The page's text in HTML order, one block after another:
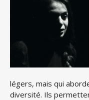
légers, mais qui
diversité. Ils